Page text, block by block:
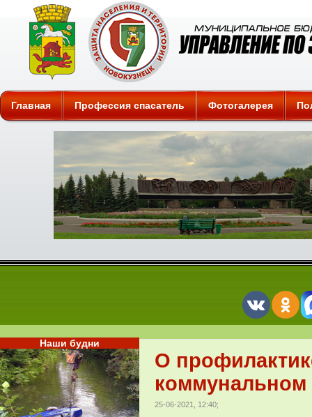
Защита
Главная Профессия спасатель Фотогалерея
О
коммунальном
25-06-2021, 12:40;
Наши будни